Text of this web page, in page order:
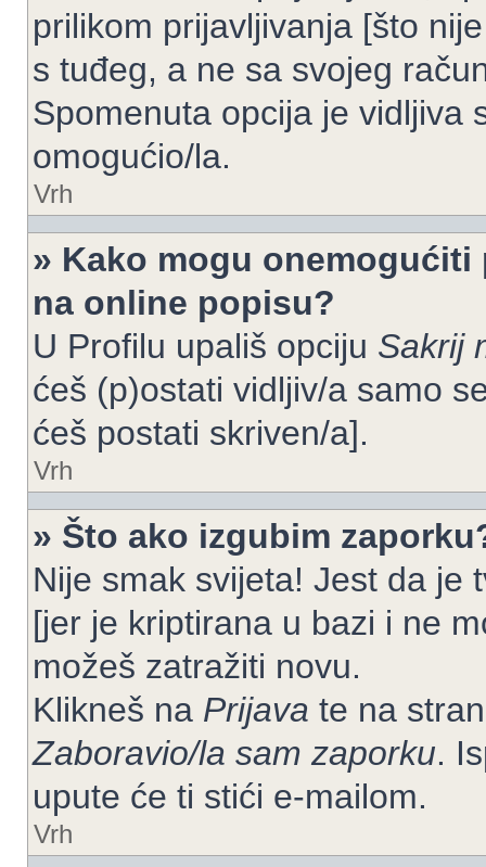
prilikom prijavljivanja [što
s tuđeg, a ne sa svojeg
Spomenuta opcija je vidljiva
omogućio/la.
Vrh
» Kako mogu
na online popisu?
U Profilu upališ opciju Sakrij
ćeš (p)ostati vidljiv/a samo
ćeš postati skriven/a].
Vrh
» Što ako izgubim
Nije smak svijeta! Jest da je
[jer je kriptirana u bazi i ne
možeš zatražiti novu.
Klikneš na Prijava te na
Zaboravio/la sam zaporku.
upute će ti stići e-mailom.
Vrh